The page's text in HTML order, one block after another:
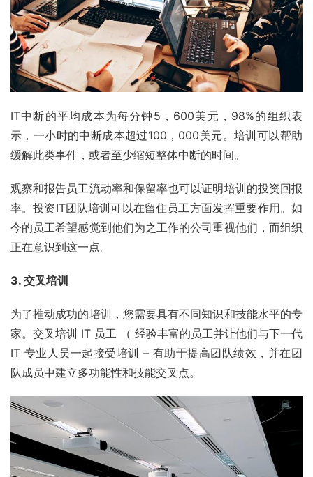
IT中断的平均成本为每分钟5，600美元，98%的组织表
示，一小时的中断成本超过100，000美元。培训可以帮助
缓解此类事件，或者至少缩短整体中断的时间。
观察和报告员工流动率和保留率也可以证明培训的投资回报
率。投资IT团队培训可以在留住员工方面发挥重要作用。如
今的员工希望感觉到他们为之工作的公司重视他们，而组织
正在意识到这一点。
3. 交叉培训
为了推动成功的培训，您需要具有不同知识和技能水平的专
家。交叉培训 IT 员工 （ 经验丰富的员工并让他们与下一代
IT 专业人员一起接受培训 – 有助于提高团队绩效，并在团
队成员中建立多功能性和技能交叉点。